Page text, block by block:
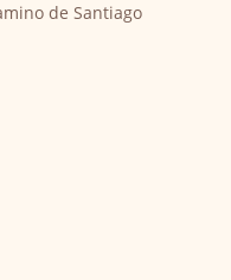
de Santiago